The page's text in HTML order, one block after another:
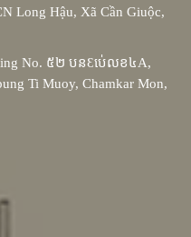
Long Hậu, Xã Cần Giuộc,
No. ៥២ បនƐប់េលខ៤A,
Ti Muoy, Chamkar Mon,